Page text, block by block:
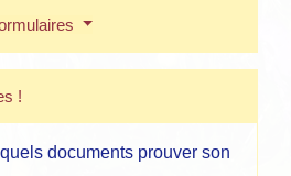
!
documents prouver son